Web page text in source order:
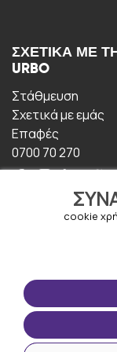
cookie
ΣΧΕΤΙΚΆ ΜΕ
URBO
Στάθμευση
Σχετικά με εμάς
Επαφές
0700 70 270
ΟΡΟΙ ΧΡΉΣΗΣ
Οροι και
Πολιτική